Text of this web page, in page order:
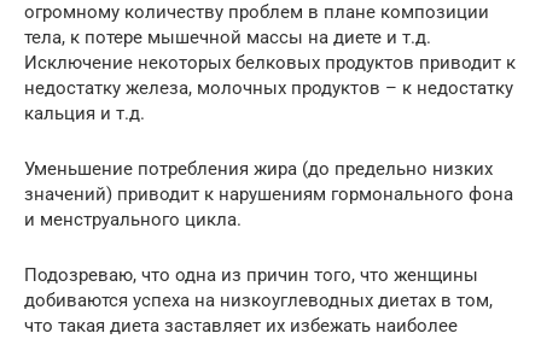
огромному количеству проблем в плане композиции
тела, к потере мышечной массы на диете и т.д.
Исключение некоторых белковых продуктов приводит к
недостатку железа, молочных продуктов – к недостатку
кальция и т.д.
Уменьшение потребления жира (до предельно низких
значений) приводит к нарушениям гормонального фона
и менструального цикла.
Подозреваю, что одна из причин того, что женщины
добиваются успеха на низкоуглеводных диетах в том,
что такая диета заставляет их избежать наиболее